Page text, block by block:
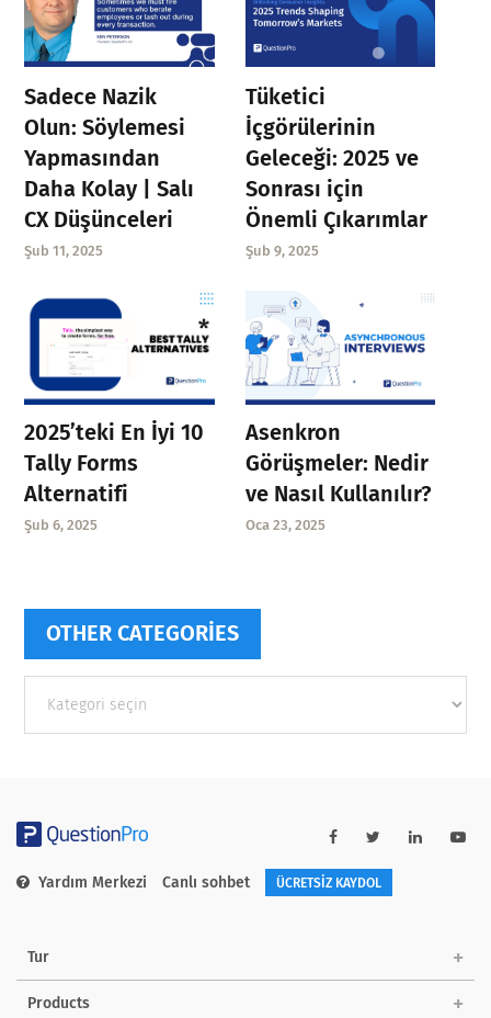
Sadece Nazik
Olun: Söylemesi
Yapmasından
Daha Kolay | Salı
CX Düşünceleri
Şub 11, 2025
Tüketici
İçgörülerinin
Geleceği: 2025 ve
Sonrası için
Önemli Çıkarımlar
Şub 9, 2025
2025’teki En İyi 10
Tally Forms
Alternatifi
Şub 6, 2025
Asenkron
Görüşmeler: Nedir
ve Nasıl Kullanılır?
Oca 23, 2025
OTHER CATEGORIES
categories
Yardım Merkezi Canlı sohbet ÜCRETSİZ KAYDOL
Tur
Products